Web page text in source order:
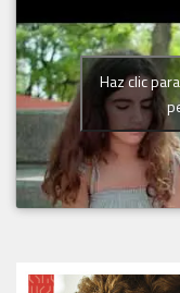
Haz clic